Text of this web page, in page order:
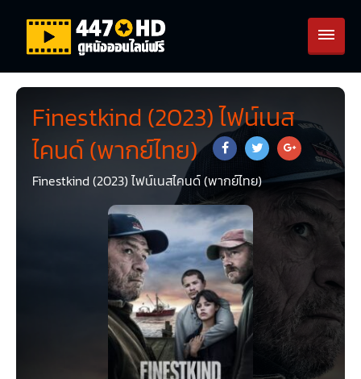
Finestkind (2023) ไฟน์เนส
ไคนด์ (พากย์ไทย)
Finestkind (2023) ไฟน์เนสไคนด์ (พากย์ไทย)